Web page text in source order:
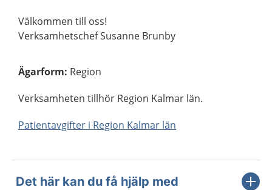
Välkommen till oss!
Verksamhetschef Susanne Brunby
Ägarform: Region
Verksamheten tillhör Region Kalmar län.
Patientavgifter i Region Kalmar län
Det här kan du få hjälp med